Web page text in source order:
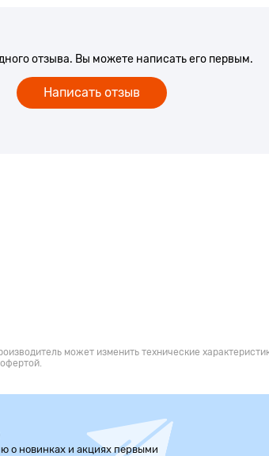
отзыва. Вы можете написать его первым.
Написать отзыв
может изменить технические
о новинках и акциях первыми